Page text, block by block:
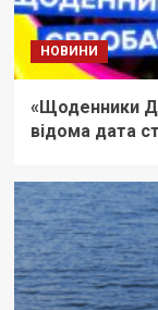
НОВИНИ
«Щоденники
відома дата